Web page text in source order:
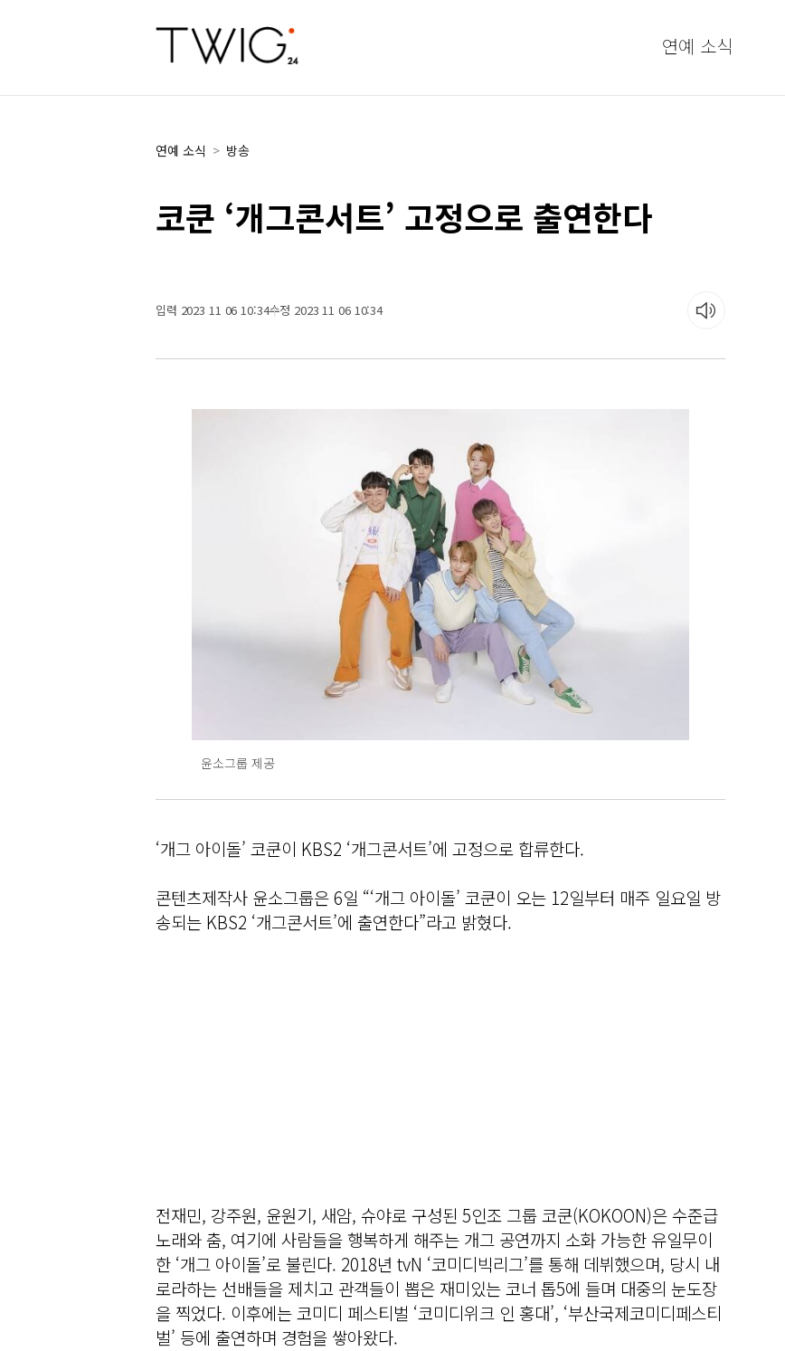
연예 소식
연예 소식 > 방송
코쿤 ‘개그콘서트’ 고정으로 출연한다
입력 2023 11 06 10:34수정 2023 11 06 10:34
윤소그룹 제공
‘개그 아이돌’ 코쿤이 KBS2 ‘개그콘서트’에 고정으로 합류한다.
콘텐츠제작사 윤소그룹은 6일 “‘개그 아이돌’ 코쿤이 오는 12일부터 매주 일요일 방
송되는 KBS2 ‘개그콘서트’에 출연한다”라고 밝혔다.
전재민, 강주원, 윤원기, 새암, 슈야로 구성된 5인조 그룹 코쿤(KOKOON)은 수준급
노래와 춤, 여기에 사람들을 행복하게 해주는 개그 공연까지 소화 가능한 유일무이
한 ‘개그 아이돌’로 불린다. 2018년 tvN ‘코미디빅리그’를 통해 데뷔했으며, 당시 내
로라하는 선배들을 제치고 관객들이 뽑은 재미있는 코너 톱5에 들며 대중의 눈도장
을 찍었다. 이후에는 코미디 페스티벌 ‘코미디위크 인 홍대’, ‘부산국제코미디페스티
벌’ 등에 출연하며 경험을 쌓아왔다.